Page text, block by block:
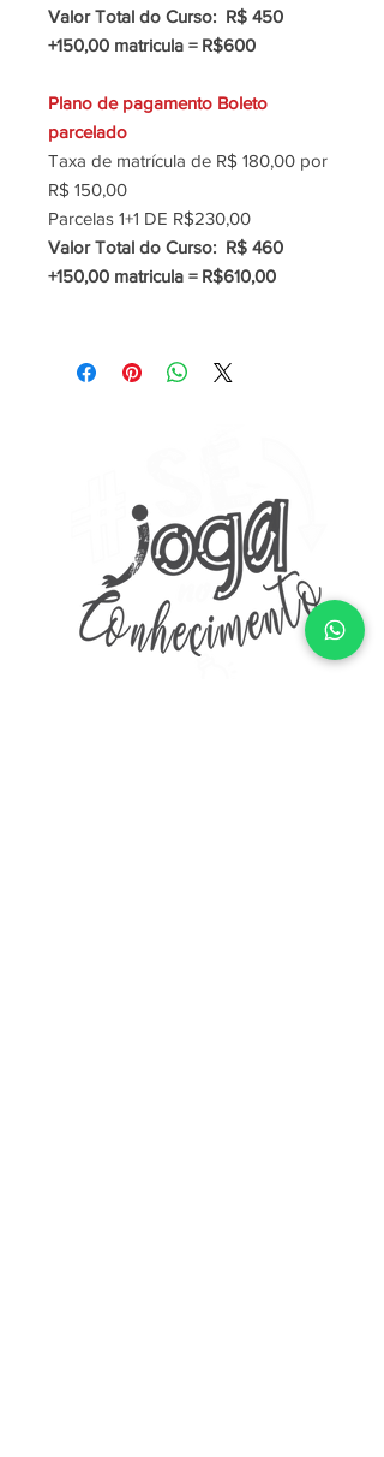
Valor Total do Curso: R$ 450
+150,00 matricula = R$600
Plano de pagamento Boleto
parcelado
Taxa de matrícula de R$ 180,00 por
R$ 150,00
Parcelas 1+1 DE R$230,00
Valor Total do Curso: R$ 460
+150,00 matricula = R$610,00